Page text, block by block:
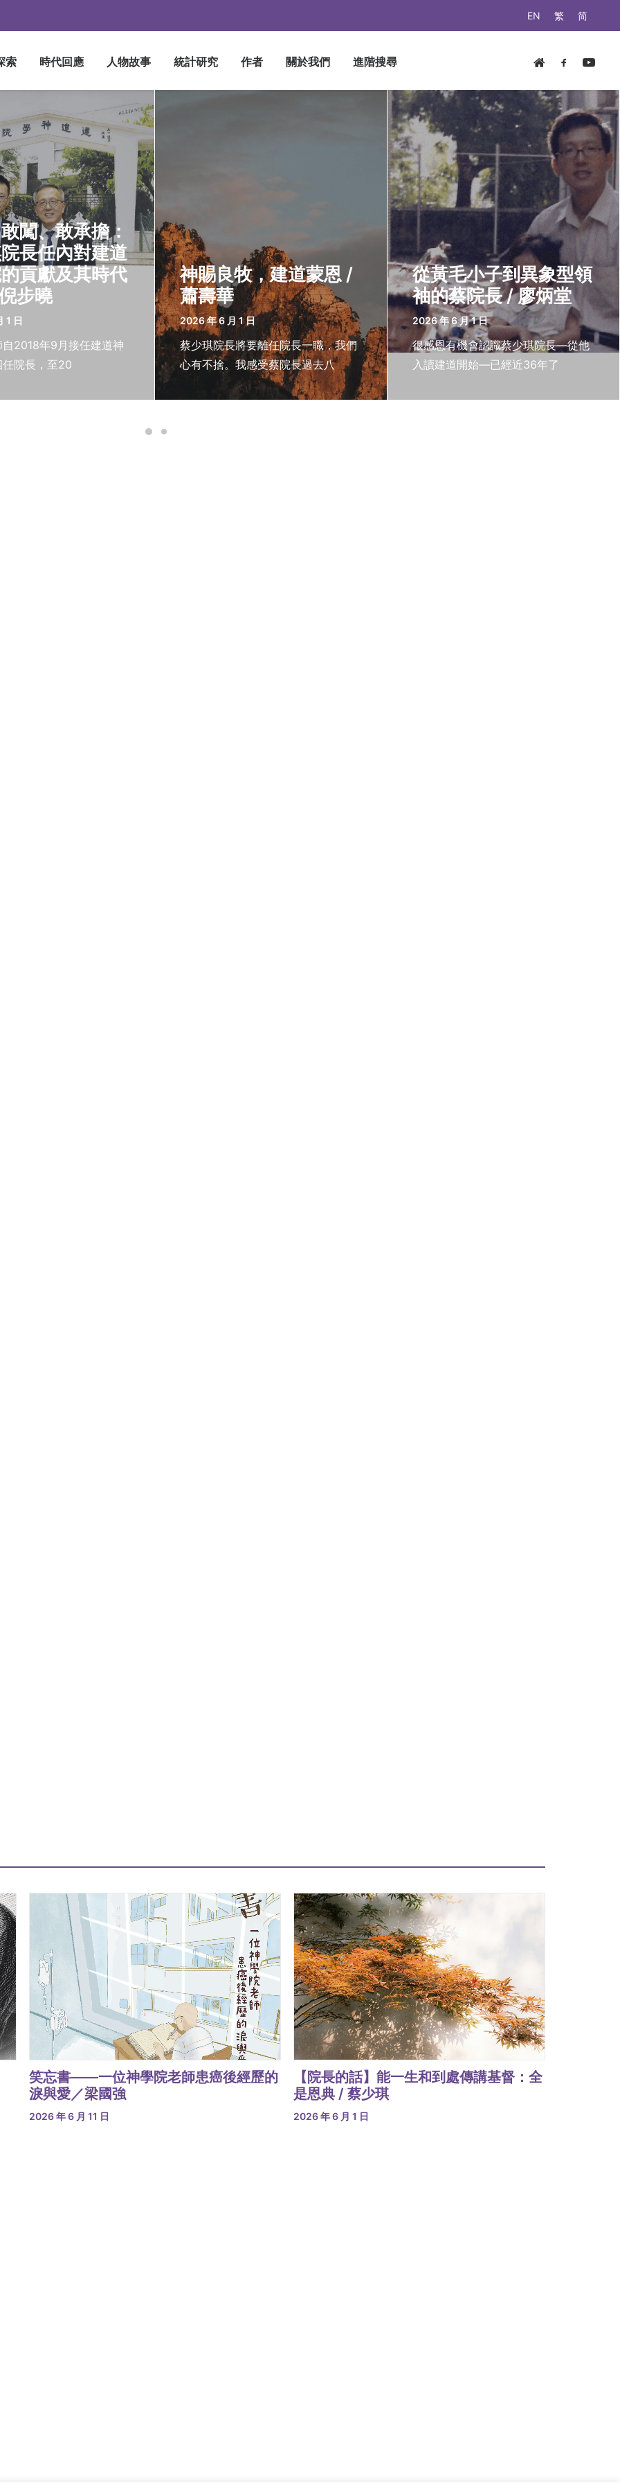
EN 繁 简
索 時代回應 人物故事 統計研究 作者 關於我們 進階搜尋
闖、敢承擔：
長任內對建道
貢獻及其時代
步曉
1 日
2018年9月接任建道神
院長，至20
神賜良牧，建道蒙恩 /
蕭壽華
2026 年 6 月 1 日
蔡少琪院長將要離任院長一職，我們
心有不捨。我感受蔡院長過去八
從黃毛小子到異象型領
袖的蔡院長 / 廖炳堂
2026 年 6 月 1 日
很感恩有機會認識蔡少琪院長—從他
入讀建道開始—已經近36年了
笑忘書——一位神學院老師患癌後經歷的
淚與愛／梁國強
2026 年 6 月 11 日
【院長的話】能一生和到處傳講基督：全
是恩典 / 蔡少琪
2026 年 6 月 1 日